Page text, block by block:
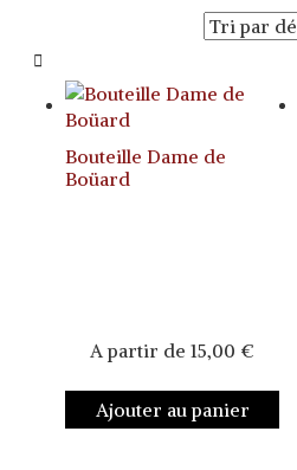
Bouteille Dame de
Boüard
A partir de15,00 €
Ajouter au panier